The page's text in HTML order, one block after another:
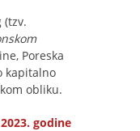
(tzv.
Poreska
kapitalno
obliku.
godine